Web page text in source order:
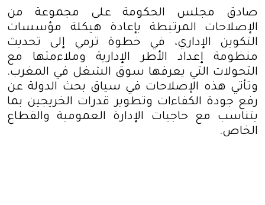
صادق مجلس الحكومة على مجموعة من
الإصلاحات المرتبطة بإعادة هيكلة مؤسسات
التكوين الإداري، في خطوة ترمي إلى تحديث
منظومة إعداد الأطر الإدارية وملاءمتها مع
التحولات التي يعرفها سوق الشغل في المغرب.
وتأتي هذه الإصلاحات في سياق بحث الدولة عن
رفع جودة الكفاءات وتطوير قدرات الخريجين بما
يتناسب مع حاجيات الإدارة العمومية والقطاع
الخاص.